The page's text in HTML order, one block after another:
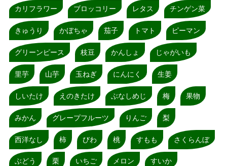
カリフラワー ブロッコリー レタス チンゲン菜
きゅうり かぼちゃ 茄子 トマト ピーマン
グリーンピース 枝豆 かんしょ じゃがいも
里芋 山芋 玉ねぎ にんにく 生姜
しいたけ えのきたけ ぶなしめじ 梅 果物
みかん グレープフルーツ りんご 梨
西洋なし 柿 びわ 桃 すもも さくらんぼ
ぶどう 栗 いちご メロン すいか